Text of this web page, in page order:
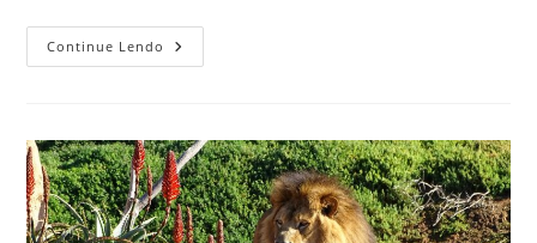
Continue Lendo Lugares
Para
Que
Vão
Surpreender
Na
Próxima
Viagem